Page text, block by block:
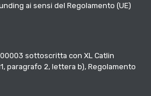
ai sensi del Regolamento (UE)
sottoscritta con XL Catlin
paragrafo 2, lettera b), Regolamento